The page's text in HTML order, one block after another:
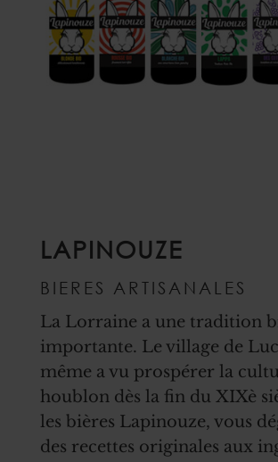
LAPINOUZE
BIERES ARTISANALES
La Lorraine a une tradition
importante. Le village de
même a vu prospérer la
houblon dès la fin du XIXè
les bières Lapinouze, vous
des recettes originales aux